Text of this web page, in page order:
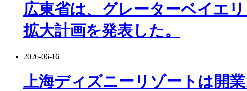
広東省は、グレーターベイエ
拡大計画を発表した。
2026-06-16
上海ディズニーリゾートは開